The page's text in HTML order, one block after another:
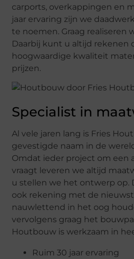
carports, overkappingen en
jaar ervaring zijn we
te noemen. Graag realiseren
Daarbij kunt u altijd rekenen
hoogwaardige kwaliteit
prijzen.
Specialist in
Al vele jaren lang is Fries
gevestigde naam in de
Omdat ieder project om een
vraagt leveren we altijd
u stellen we het ontwerp op.
ook rekening met de
nauwlettend in het oog
vervolgens graag het
Houtbouw is werkzaam in
Ruim 30 jaar ervaring